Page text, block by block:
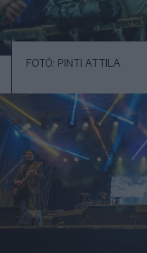
FOTÓ: PINTI ATTILA